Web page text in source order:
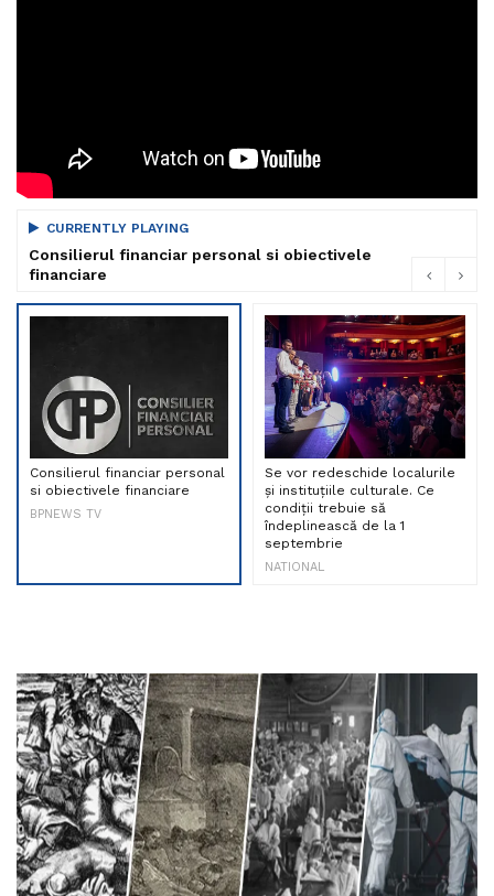
CURRENTLY PLAYING
Consilierul financiar personal si obiectivele
financiare
Consilierul financiar personal
si obiectivele financiare
BPNEWS TV
Se vor redeschide localurile
și instituțiile culturale. Ce
condiții trebuie să
îndeplinească de la 1
septembrie
NATIONAL